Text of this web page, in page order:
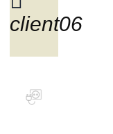
client06